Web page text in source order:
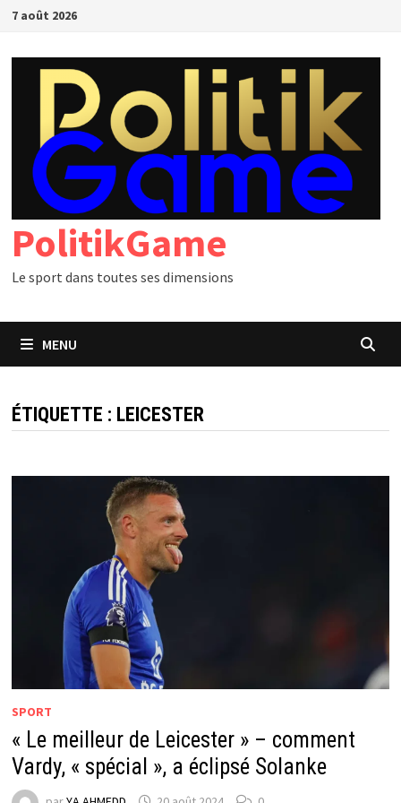
Passer
contenu
7 août 2026
PolitikGame
Le sport dans toutes ses dimensions
MENU
ÉTIQUETTE : LEICESTER
SPORT
« Le meilleur de Leicester » – comment
Vardy, « spécial », a éclipsé Solanke